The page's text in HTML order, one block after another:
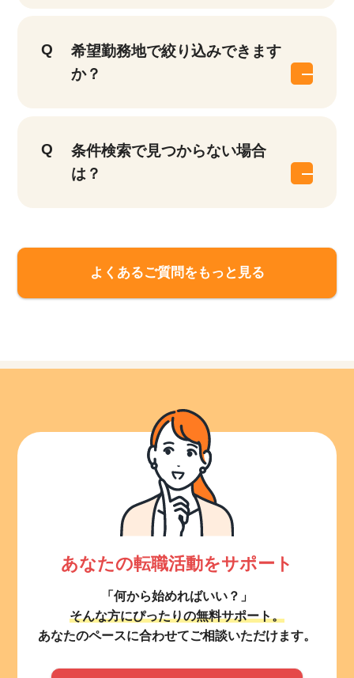
希望勤務地で絞り込みできます
か？
条件検索で見つからない場合
は？
よくあるご質問をもっと見る
あなたの転職活動をサポート
「何から始めればいい？」
そんな方にぴったりの無料サポート。
あなたのペースに合わせてご相談いただけます。
該当件数
他の条件を選択